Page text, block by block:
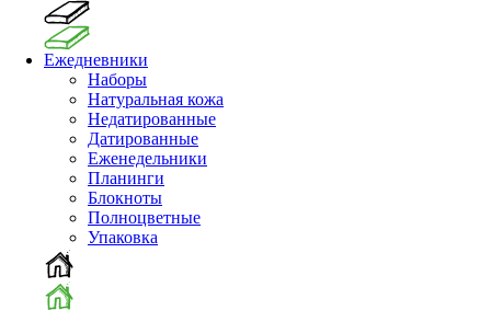
Ежедневники
Наборы
Натуральная кожа
Недатированные
Датированные
Еженедельники
Планинги
Блокноты
Полноцветные
Упаковка